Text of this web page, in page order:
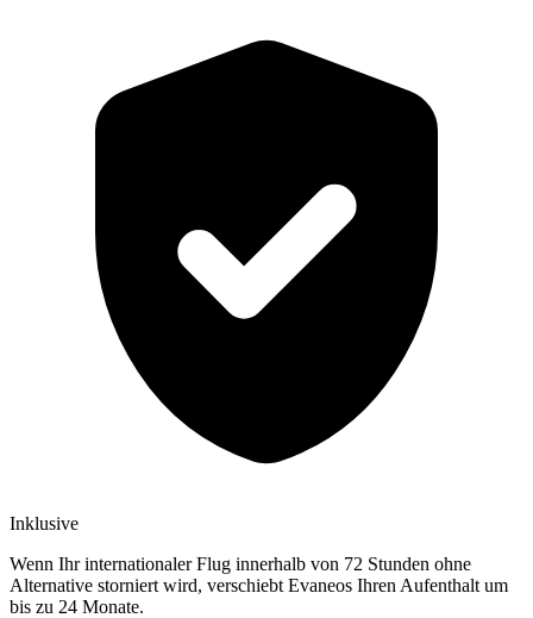
Inklusive
Wenn Ihr internationaler Flug innerhalb von 72 Stunden ohne
Alternative storniert wird, verschiebt Evaneos Ihren Aufenthalt um
bis zu 24 Monate.